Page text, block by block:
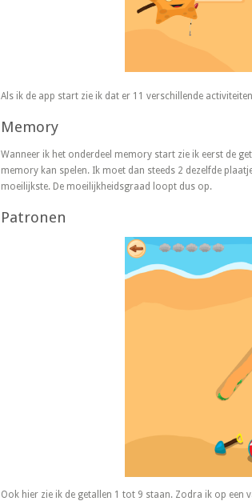
Als ik de app start zie ik dat er 11 verschillende
Memory
Wanneer ik het onderdeel memory start zie ik eerst de
memory kan spelen. Ik moet dan steeds 2 dezelfde
moeilijkste. De moeilijkheidsgraad loopt dus op.
Patronen
Ook hier zie ik de getallen 1 tot 9 staan. Zodra ik op een